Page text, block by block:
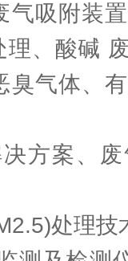
气吸附装
、酸碱
臭气体、
方案、
处理